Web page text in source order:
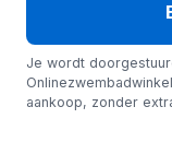
Je wordt
aankoop, zonder